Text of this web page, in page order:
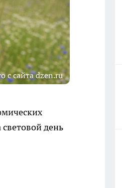
с сайта dzen.ru
день